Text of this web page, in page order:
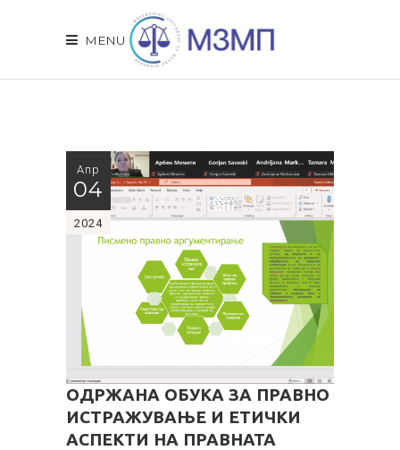
MENU
Апр
04
2024
ОДРЖАНА ОБУКА ЗА ПРАВНО
ИСТРАЖУВАЊЕ И ЕТИЧКИ
АСПЕКТИ НА ПРАВНАТА